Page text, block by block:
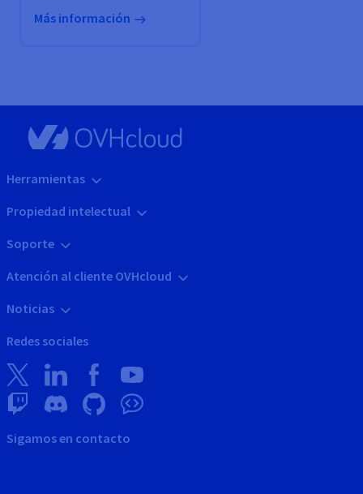
Más información
Herramientas
Propiedad intelectual
Soporte
Atención al cliente OVHcloud
Noticias
Redes sociales
Sigamos en contacto